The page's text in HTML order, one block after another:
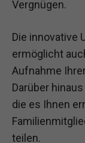
Vergnügen.
Die innovative
ermöglicht
Aufnahme
Darüber
die es Ihnen
teilen.